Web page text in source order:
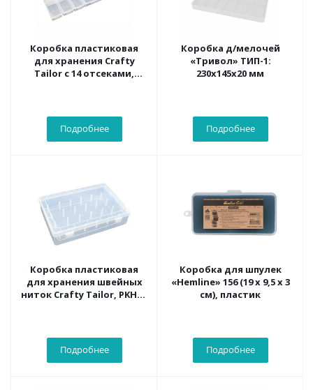
Коробка пластиковая
для хранения Crafty
Tailor с 14 отсеками,
Подробнее
Коробка д/мелочей
«Тривол» ТИП-1:
230х145х20 мм
Подробнее
Коробка пластиковая
для хранения швейных
ниток Crafty Tailor, PKHN-
Подробнее
Коробка для шпулек
«Hemline» 156 (19 х 9,5 х 3
см), пластик
Подробнее